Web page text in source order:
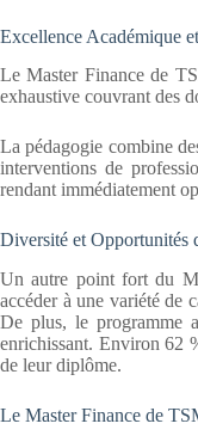
Excellence Académique
Le Master Finance de
exhaustive couvrant des
La pédagogie combine
interventions de
rendant immédiatement
Diversité et Opportunités
Un autre point fort du
accéder à une variété de
De plus, le programme
enrichissant. Environ 62
de leur diplôme.
Le Master Finance de